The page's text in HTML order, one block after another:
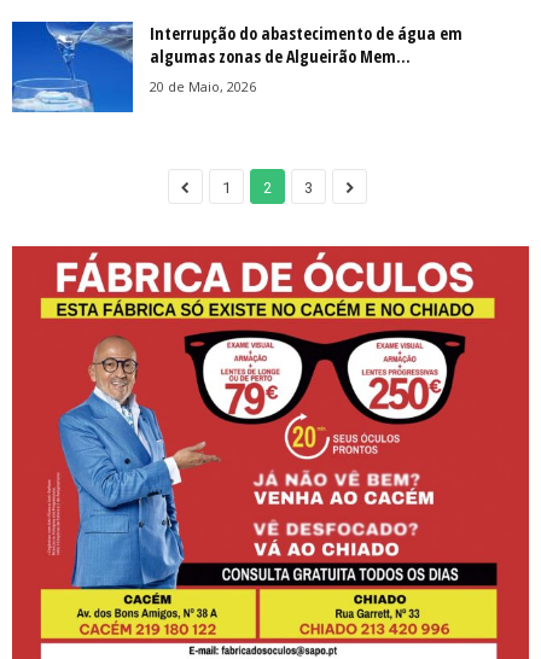
Interrupção do abastecimento de água em
algumas zonas de Algueirão Mem...
20 de Maio, 2026
1 2 3